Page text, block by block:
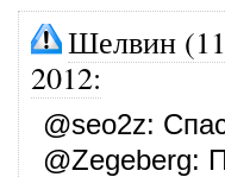
Шелвин
2012:
@seo2z:
@Zegeberg: